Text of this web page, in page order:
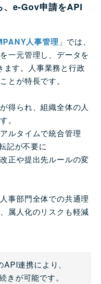
、e-Gov申請をAPI
人事管理 」では、
一元管理し、データを
す。人事業務と行政
とが特長です。
得られ、組織全体の人
。
ルタイムで統合管理
記が不要に
正や提出先ルールの変
事部門全体での共通理
属人化のリスクも軽減
連携により、
きが可能です。